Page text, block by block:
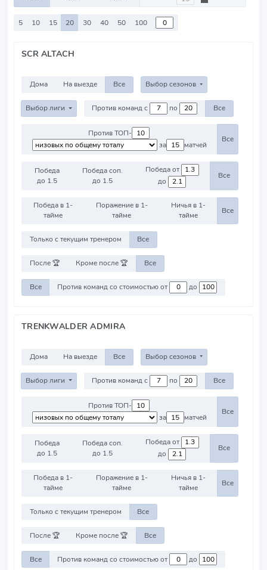
5 10 15 20 30 40 50 100
SCR ALTACH
Дома На выезде Все Выбор сезонов
Выбор лиги Против команд с по Все
Против ТОП-
за
матчей
Все
Победа
до 1.5
Победа соп.
до 1.5
Победа от
до
Все
Победа в 1-
тайме
Поражение в 1-
тайме
Ничья в 1-
тайме
Все
Только с текущим тренером Все
После 🏆 Кроме после 🏆 Все
Все Против команд со стоимостью от до
TRENKWALDER ADMIRA
Дома На выезде Все Выбор сезонов
Выбор лиги Против команд с по Все
Против ТОП-
за
матчей
Все
Победа
до 1.5
Победа соп.
до 1.5
Победа от
до
Все
Победа в 1-
тайме
Поражение в 1-
тайме
Ничья в 1-
тайме
Все
Только с текущим тренером Все
После 🏆 Кроме после 🏆 Все
Все Против команд со стоимостью от до